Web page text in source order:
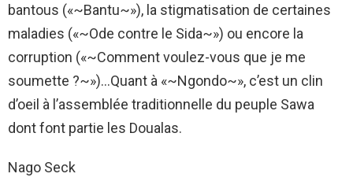
bantous («~Bantu~»), la stigmatisation de certaines
maladies («~Ode contre le Sida~») ou encore la
corruption («~Comment voulez-vous que je me
soumette ?~»)…Quant à «~Ngondo~», c’est un clin
d’oeil à l’assemblée traditionnelle du peuple Sawa
dont font partie les Doualas.
Nago Seck